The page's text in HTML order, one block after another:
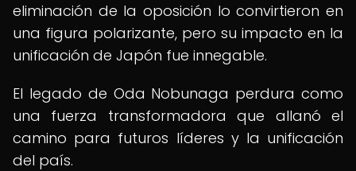
eliminación de la oposición lo convirtieron en
una figura polarizante, pero su impacto en la
unificación de Japón fue innegable.
El legado de Oda Nobunaga perdura como
una fuerza transformadora que allanó el
camino para futuros líderes y la unificación
del país.